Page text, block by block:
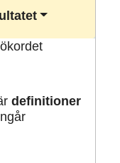
definitioner